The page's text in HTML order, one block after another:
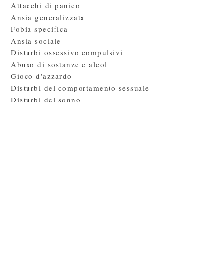
Attacchi di panico
Ansia generalizzata
Fobia specifica
Ansia sociale
Disturbi ossessivo compulsivi
Abuso di sostanze e alcol
Gioco d'azzardo
Disturbi del comportamento sessuale
Disturbi del sonno